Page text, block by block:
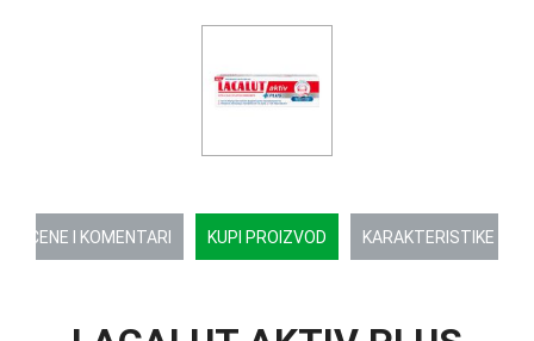
OCENE I KOMENTARI KUPI PROIZVOD KARAKTERISTIKE